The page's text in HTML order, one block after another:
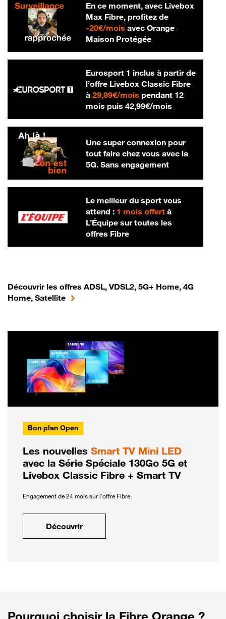
En ce moment, avec Livebox
Max Fibre, profitez de
-20€/mois20 € par mois
avec Orange
Maison Protégée
Eurosport 1 inclus à partir de
l’offre Livebox Classic Fibre
à 29,99€/mois29,99 € par mois
pendant 12
mois puis 42,99€/mois42,99 € par
Une super connexion pour
tout faire chez vous avec la
5G. Sans engagement
Le meilleur du sport vous
attend : 1 mois offertà
L’Équipe sur toutes les
offres Fibre
Découvrir les offres ADSL, VDSL2, 5G+ Home, 4G
Home, Satellite
Bon plan Open
Les nouvelles Smart TV Mini LED
avec la Série Spéciale 130Go 5G et
Livebox Classic Fibre + Smart TV
Engagement de 24 mois sur l'offre Fibre
Découvrir